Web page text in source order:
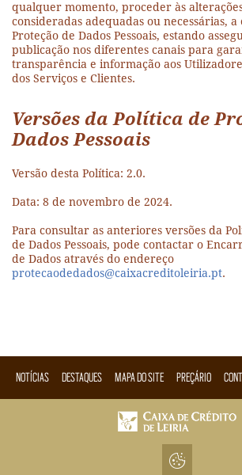
qualquer momento, proceder às
consideradas adequadas ou necessárias, a
Proteção de Dados Pessoais, estando
publicação nos diferentes canais para
transparência e informação aos
dos Serviços e Clientes.
Versões da Política de
Dados Pessoais
Versão desta Política: 2.0.
Data: 8 de novembro de 2024.
Para consultar as anteriores versões da
de Dados Pessoais, pode contactar o
de Dados através do endereço
protecaodedados@caixacreditoleiria.pt.
NOTÍCIAS DESTAQUES MAPA DO SITE PREÇÁRIO